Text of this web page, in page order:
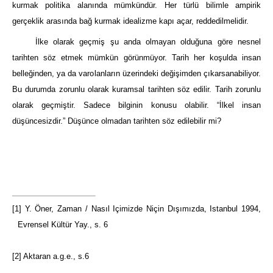
kurmak politika alanında mümkündür. Her türlü bilimle ampirik
gerçeklik arasında bağ kurmak idealizme kapı açar, reddedilmelidir.
İlke olarak geçmiş şu anda olmayan olduğuna göre nesnel
tarihten söz etmek mümkün görünmüyor. Tarih her koşulda insan
belleğinden, ya da varolanların üzerindeki değişimden çıkarsanabiliyor.
Bu durumda zorunlu olarak kuramsal tarihten söz edilir. Tarih zorunlu
olarak geçmiştir. Sadece bilginin konusu olabilir. “İlkel insan
düşüncesizdir.” Düşünce olmadan tarihten söz edilebilir mi?
[1] Y. Öner,Zaman / Nasıl Içimizde Niçin Dışımızda, Istanbul 1994,
Evrensel Kültür Yay., s. 6
[2] Aktaran a.g.e., s.6